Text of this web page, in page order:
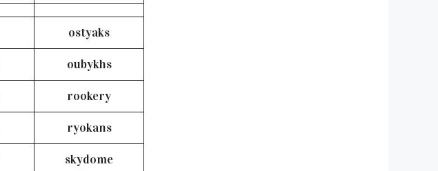
ostyaks
oubykhs
rookery
ryokans
skydome